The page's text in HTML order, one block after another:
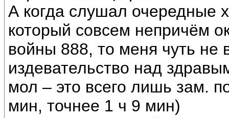
А когда слушал очередные
который совсем непричём
войны 888, то меня чуть не
издевательство над
мол – это всего лишь зам.
мин, точнее 1 ч 9 мин)